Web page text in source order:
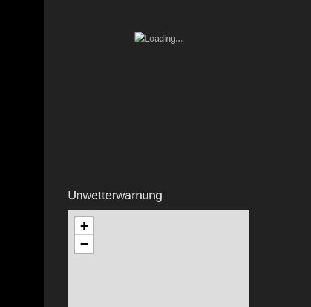
Unwetterwarnung
+
−